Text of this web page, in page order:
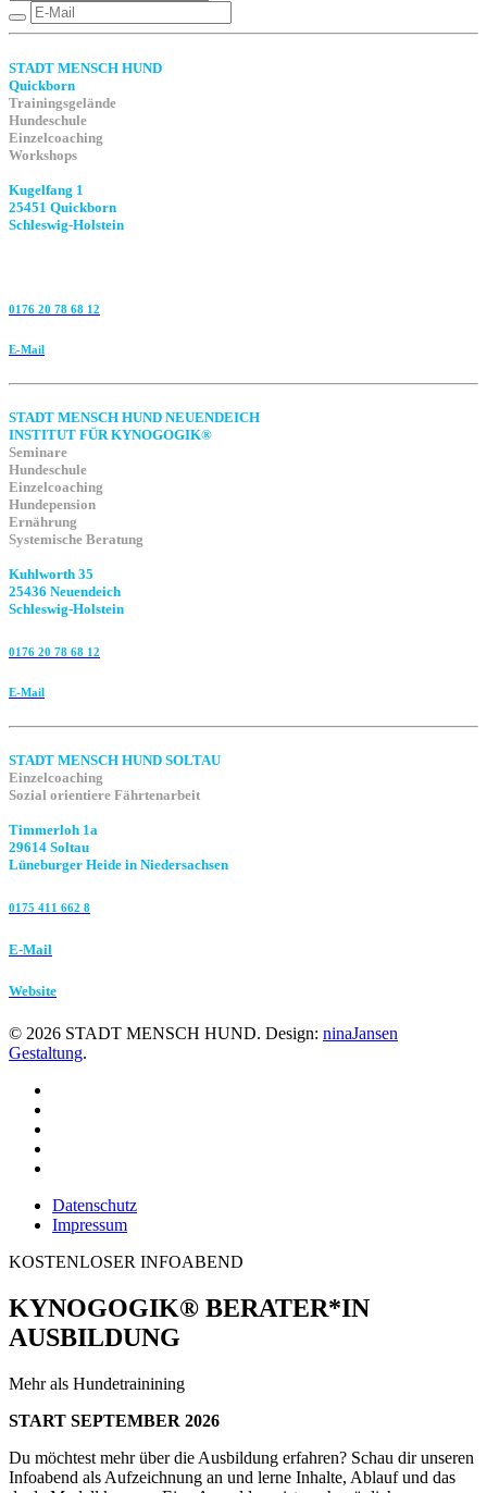
STADT MENSCH HUND
Quickborn
Trainingsgelände
Hundeschule
Einzelcoaching
Workshops
Kugelfang 1
25451 Quickborn
Schleswig-Holstein
0176 20 78 68 12
E-Mail
STADT MENSCH HUND NEUENDEICH
INSTITUT FÜR KYNOGOGIK®
Seminare
Hundeschule
Einzelcoaching
Hundepension
Ernährung
Systemische Beratung
Kuhlworth 35
25436 Neuendeich
Schleswig-Holstein
0176 20 78 68 12
E-Mail
STADT MENSCH HUND SOLTAU
Einzelcoaching
Sozial orientiere Fährtenarbeit
Timmerloh 1a
29614 Soltau
Lüneburger Heide in Niedersachsen
0175 411 662 8‬
E-Mail
Website
© 2026 STADT MENSCH HUND. Design: ninaJansen
Gestaltung.
Datenschutz
Impressum
KOSTENLOSER INFOABEND
KYNOGOGIK® BERATER*IN
AUSBILDUNG
Mehr als Hundetrainining
START SEPTEMBER 2026
Du möchtest mehr über die Ausbildung erfahren? Schau dir unseren
Infoabend als Aufzeichnung an und lerne Inhalte, Ablauf und das